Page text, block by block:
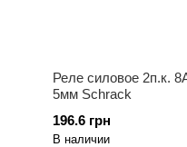
Реле силовое 2п.к.
5мм Schrack
196.6 грн
В наличии